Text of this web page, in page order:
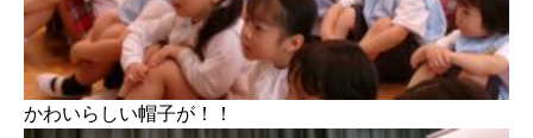
かわいらしい帽子が！！